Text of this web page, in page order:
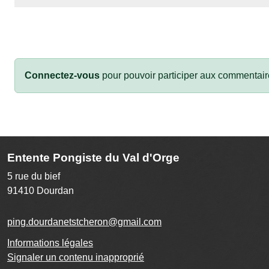
Connectez-vous pour pouvoir participer aux
Entente Pongiste du Val d'Orge
5 rue du bief
91410 Dourdan
ping.dourdanetstcheron@gmail.com
Informations légales
Signaler un contenu inapproprié